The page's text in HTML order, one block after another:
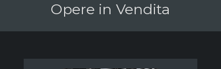
Opere in Vendita